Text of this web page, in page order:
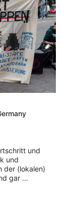
und
und
der (lokalen)
gar …